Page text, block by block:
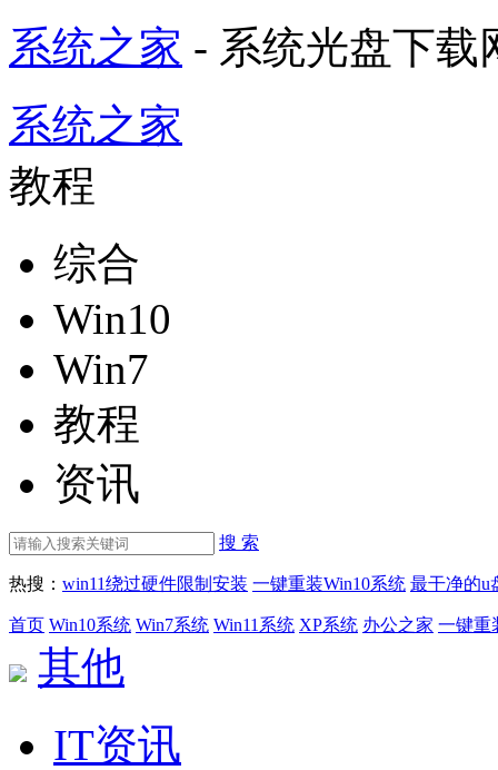
系统之家 - 系统光盘下载
系统之家
教程
综合
Win10
Win7
教程
资讯
搜 索
热搜： win11绕过硬件限制安装 一键重装Win10系统 最干净的u
首页 Win10系统 Win7系统 Win11系统 XP系统 办公之家 一键重
其他
IT资讯